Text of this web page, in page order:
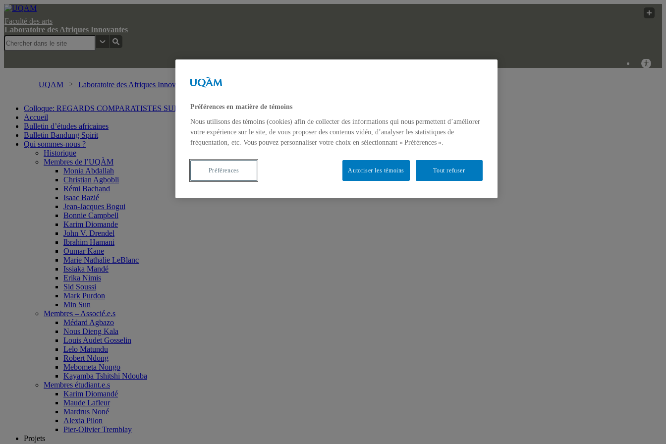
Faculté des arts
Laboratoire des Afriques Innovantes
UQAM Laboratoire des Afriques Innovantes Recherche Web
Colloque: REGARDS COMPARATISTES SUR LES IMAGINAIRES NON-DOMINANTS EN AFRIQUE ET DANS LES AMÉRIQUES
Accueil
Bulletin d’études africaines
Bulletin Bandung Spirit
Qui sommes-nous ?
Historique
Membres de l’UQÀM
Monia Abdallah
Christian Agbobli
Rémi Bachand
Isaac Bazié
Jean-Jacques Bogui
Bonnie Campbell
Karim Diomande
John V. Drendel
Ibrahim Hamani
Oumar Kane
Marie Nathalie LeBlanc
Issiaka Mandé
Erika Nimis
Sid Soussi
Mark Purdon
Min Sun
Membres – Associé.e.s
Médard Agbazo
Nous Dieng Kala
Louis Audet Gosselin
Lelo Matundu
Robert Ndong
Mebometa Nongo
Kayamba Tshitshi Ndouba
Membres étudiant.e.s
Karim Diomandé
Maude Lafleur
Mardrus Noné
Alexia Pilon
Pier-Olivier Tremblay
Projets
Préférences en matière de témoins
Nous utilisons des témoins (cookies) afin de collecter des informations qui nous permettent d’améliorer
votre expérience sur le site, de vous proposer des contenus vidéo, d’analyser les statistiques de
fréquentation, etc. Vous pouvez personnaliser votre choix en sélectionnant « Préférences ».
Tout refuser
Autoriser les témoins
Préférences